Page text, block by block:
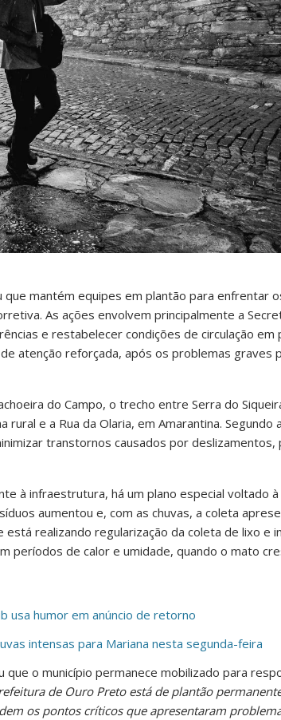
mantém equipes em plantão para enfrentar
As ações envolvem principalmente a
e restabelecer condições de circulação em
atenção reforçada, após os problemas graves
do Campo, o trecho entre Serra do
e a Rua da Olaria, em Amarantina.
transtornos causados por
à infraestrutura, há um plano especial voltado
aumentou e, com as chuvas, a coleta
realizando regularização da coleta de lixo e
períodos de calor e umidade, quando o mato
usa humor em anúncio de retorno
intensas para Mariana nesta segunda-feira
o município permanece mobilizado para
de Ouro Preto está de plantão
os pontos críticos que apresentaram